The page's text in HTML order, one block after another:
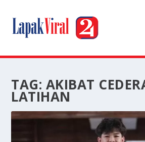
TAG: AKIBAT
LATIHAN